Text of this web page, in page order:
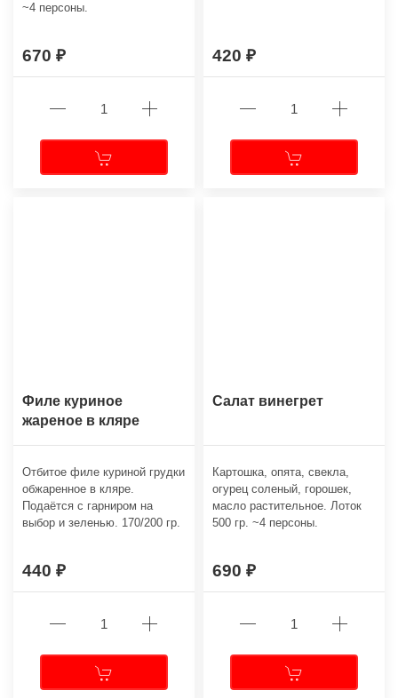
~4 персоны.
670 420
Филе куриное
жареное в кляре
Отбитое филе куриной грудки
обжаренное в кляре.
Подаётся с гарниром на
выбор и зеленью. 170/200 гр.
440
Салат винегрет
Картошка, опята, свекла,
огурец соленый, горошек,
масло растительное. Лоток
500 гр. ~4 персоны.
690